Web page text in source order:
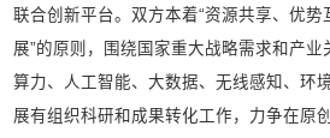
联合创新平台。双方本着“资源共享、优
展”的原则，围绕国家重大战略需求和产
算力、人工智能、大数据、无线感知、环
展有组织科研和成果转化工作，力争在原